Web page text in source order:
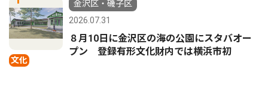
文化
金沢区・磯子区
2026.07.31
８月10日に金沢区の海の公園にスタバオー
プン 登録有形文化財内では横浜市初